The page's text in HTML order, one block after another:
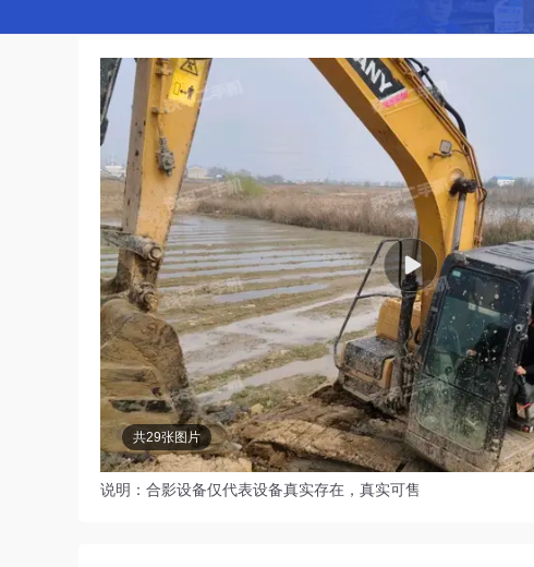
共29张图片
说明：合影设备仅代表设备真实存在，真实可售